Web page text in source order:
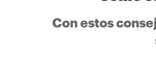
Con estos